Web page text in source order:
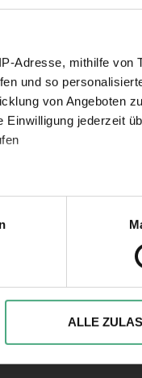
Adresse, mithilfe von
und so
von Angeboten
jederzeit
genau sein können
Sie Ihre
Funktionen
zu Ihrer
Partner führen diese
ALLE
und Ohren führt.